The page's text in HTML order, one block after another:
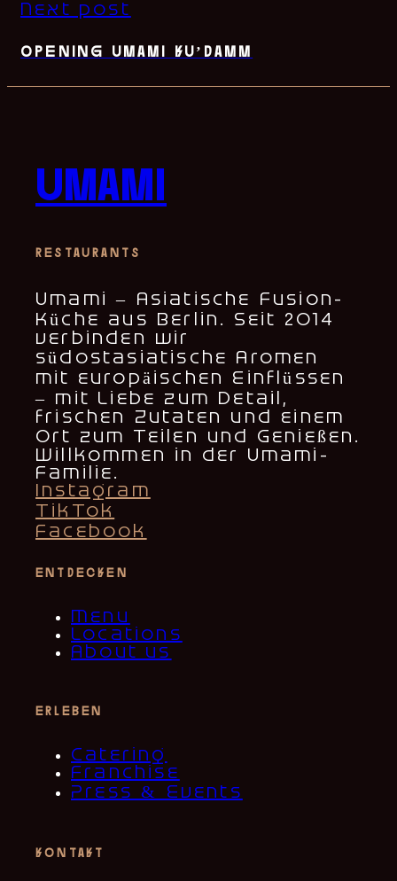
Next post
opening umami ku’damm
umami
restaurants
Umami – Asiatische Fusion-
Küche aus Berlin. Seit 2014
verbinden wir
südostasiatische Aromen
mit europäischen Einflüssen
– mit Liebe zum Detail,
frischen Zutaten und einem
Ort zum Teilen und Genießen.
Willkommen in der Umami-
Familie.
Instagram
TikTok
Facebook
entdecken
Menu
Locations
About us
erleben
Catering
Franchise
Press & Events
kontakt